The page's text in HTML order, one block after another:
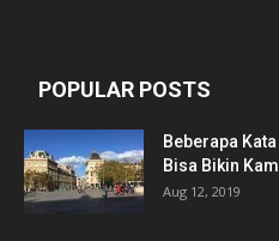
POPULAR POSTS
Beberapa
Bisa Bikin
Aug 12, 2019